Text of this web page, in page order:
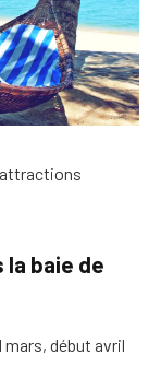
attractions
la baie de
mars, début avril